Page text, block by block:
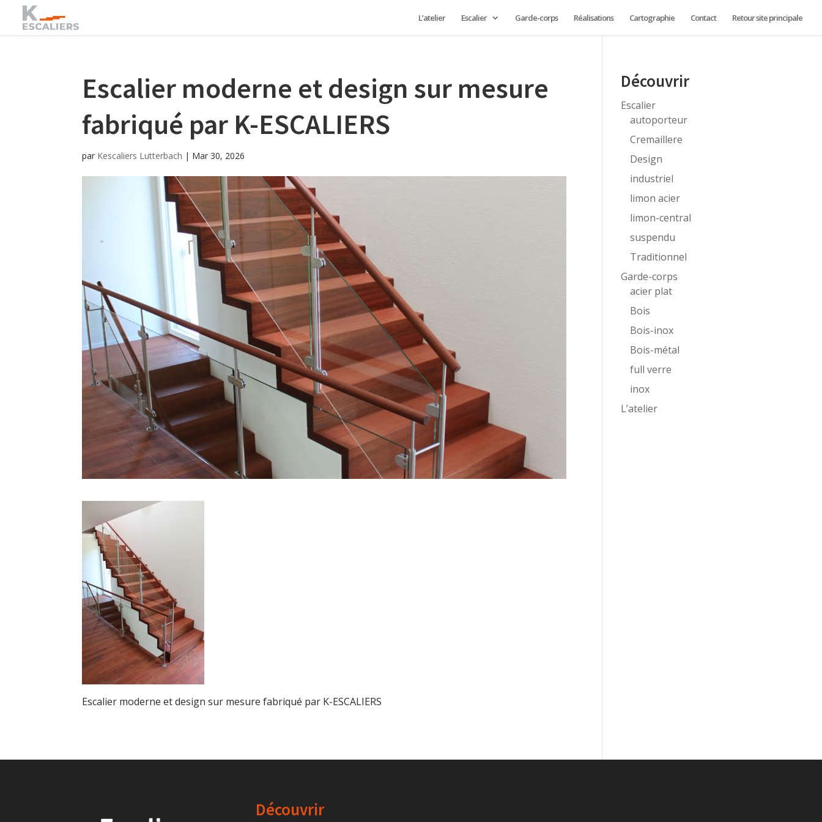
L’atelier Escalier Garde-corps Réalisations Cartographie Contact Retour site principale
Escalier moderne et design sur mesure
fabriqué par K-ESCALIERS
par Kescaliers Lutterbach | Mar 30, 2026
Escalier moderne et design sur mesure fabriqué par K-ESCALIERS
Découvrir
Escalier
autoporteur
Cremaillere
Design
industriel
limon acier
limon-central
suspendu
Traditionnel
Garde-corps
acier plat
Bois
Bois-inox
Bois-métal
full verre
inox
L’atelier
Découvrir